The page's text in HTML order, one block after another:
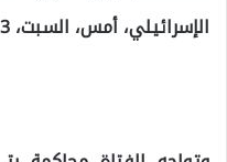
الإسرائيلي، أمس، السبت، 13 من آذار.